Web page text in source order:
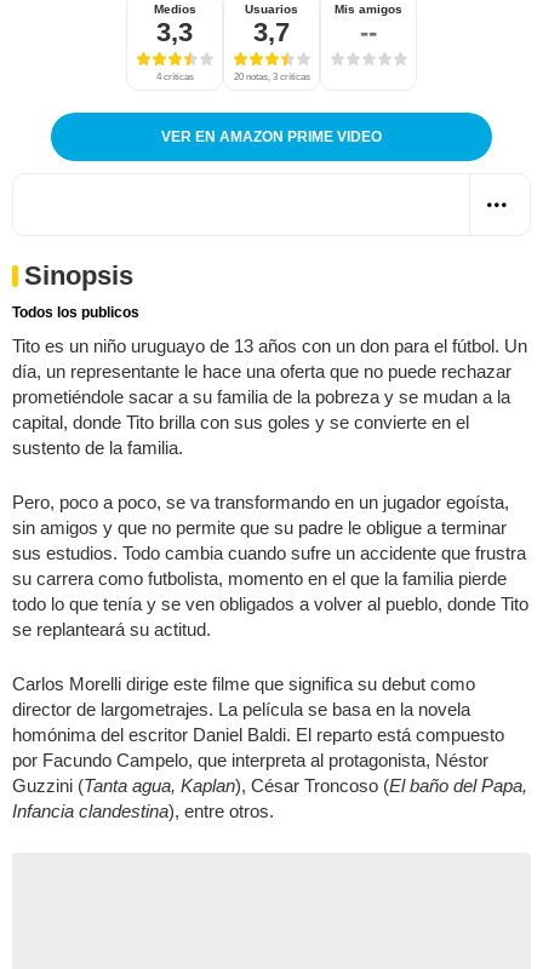
Medios
3,3
4 críticas
Usuarios
3,7
20 notas, 3 críticas
Mis amigos
--
VER EN AMAZON PRIME VIDEO
Sinopsis
Todos los publicos
Tito es un niño uruguayo de 13 años con un don para el fútbol. Un
día, un representante le hace una oferta que no puede rechazar
prometiéndole sacar a su familia de la pobreza y se mudan a la
capital, donde Tito brilla con sus goles y se convierte en el
sustento de la familia.
Pero, poco a poco, se va transformando en un jugador egoísta,
sin amigos y que no permite que su padre le obligue a terminar
sus estudios. Todo cambia cuando sufre un accidente que frustra
su carrera como futbolista, momento en el que la familia pierde
todo lo que tenía y se ven obligados a volver al pueblo, donde Tito
se replanteará su actitud.
Carlos Morelli dirige este filme que significa su debut como
director de largometrajes. La película se basa en la novela
homónima del escritor Daniel Baldi. El reparto está compuesto
por Facundo Campelo, que interpreta al protagonista, Néstor
Guzzini (Tanta agua, Kaplan), César Troncoso (El baño del Papa,
Infancia clandestina), entre otros.